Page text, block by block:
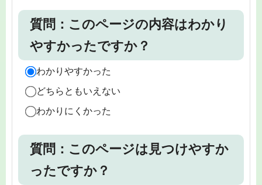
質問：このページの内容はわかり
やすかったですか？
わかりやすかった
どちらともいえない
わかりにくかった
質問：このページは見つけやすか
ったですか？